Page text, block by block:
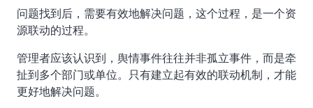
问题找到后，需要有效地解决问题，这个过程，是一个资
源联动的过程。
管理者应该认识到，舆情事件往往并非孤立事件，而是牵
扯到多个部门或单位。只有建立起有效的联动机制，才能
更好地解决问题。